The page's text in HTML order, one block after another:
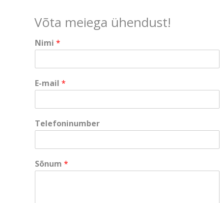
Võta meiega ühendust!
Nimi *
E
-
a
e
e
E-mail *
Telefoninumber
Sõnum *